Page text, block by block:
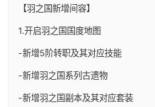
【羽之国新增间容】
1.开启羽之国国度地图
-新增5阶转职及其对应技能
-新增羽之国系列古遗物
-新增羽之国副本及其对应套装